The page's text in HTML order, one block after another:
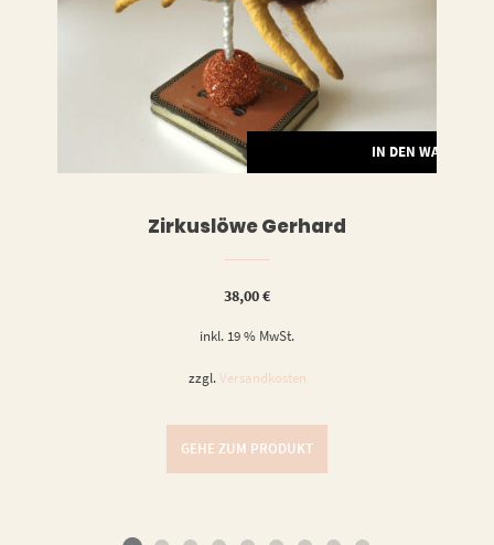
IN DEN
Zirkuslöwe Gerhard
38,00€
inkl. 19 % MwSt.
zzgl. Versandkosten
GEHE ZUM PRODUKT